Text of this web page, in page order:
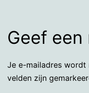
Geef een
Je e-mailadres wordt
velden zijn